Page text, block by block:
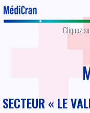
SECTEUR LE